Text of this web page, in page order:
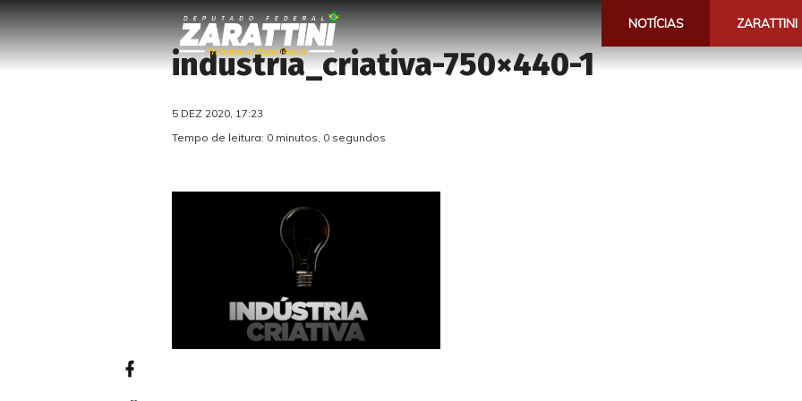
NOTÍCIAS ZARATTINI
industria_criativa-750×440-1
5 DEZ 2020, 17:23
Tempo de leitura: 0 minutos, 0 segundos